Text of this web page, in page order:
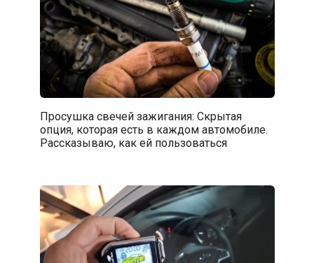
Просушка свечей зажигания: Скрытая
опция, которая есть в каждом автомобиле.
Рассказываю, как ей пользоваться